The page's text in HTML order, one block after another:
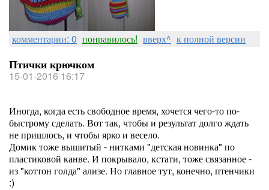
комментарии: 0 понравилось! вверх^ к полной версии
Птички крючком
15-01-2016 16:17
Иногда, когда есть свободное время, хочется чего-то по-
быстрому сделать. Вот так, чтобы и результат долго ждать
не пришлось, и чтобы ярко и весело.
Домик тоже вышитый - нитками "детская новинка" по
пластиковой канве. И покрывало, кстати, тоже связанное -
из "коттон голда" ализе. Но главное тут, конечно, птенчики
:)